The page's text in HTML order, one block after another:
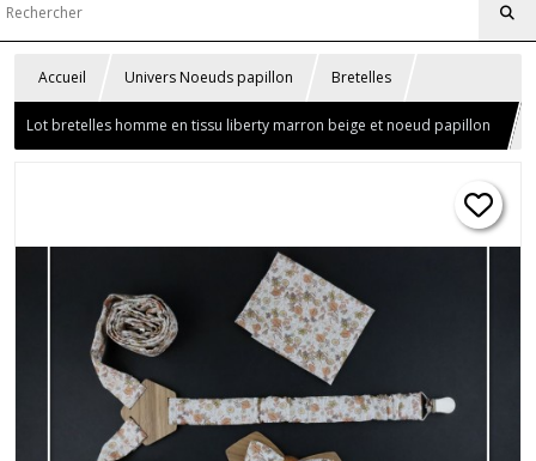
Accueil Univers Noeuds papillon Bretelles
Lot bretelles homme en tissu liberty marron beige et noeud papillon